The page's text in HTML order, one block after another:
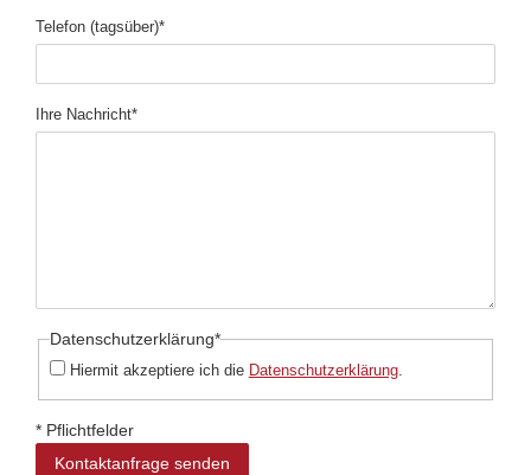
Pflichtfeld
Telefon (tagsüber)*
Pflichtfeld
Ihre Nachricht*
Pflichtfeld
Datenschutzerklärung*
Hiermit akzeptiere ich die Datenschutzerklärung.
* Pflichtfelder
Kontaktanfrage senden